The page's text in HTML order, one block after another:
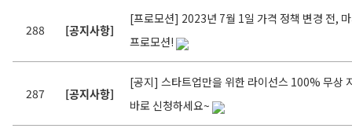
288 [공지사항]
[프로모션] 2023년 7월 1일 가격 정책 변경 전,
프로모션!
287 [공지사항]
[공지] 스타트업만을 위한 라이선스 100% 무상
바로 신청하세요~